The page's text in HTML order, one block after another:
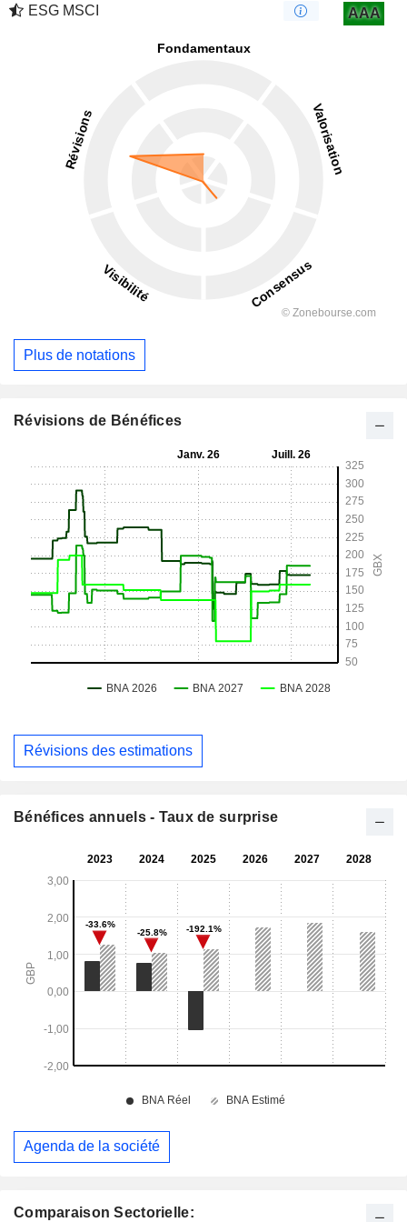
Comparaison Sectorielle:
ESG MSCI AAA
Plus de notations
Révisions de Bénéfices
Révisions des estimations
Bénéfices annuels - Taux de surprise
Agenda de la société